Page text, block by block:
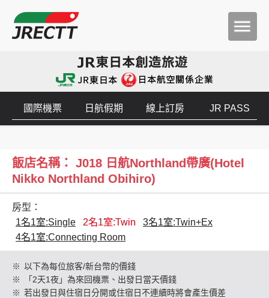
國際機票 日航假期 線上訂房 JR PASS
飯店名稱： J018 日航Northland帶廣(Hotel
Nikko Northland Obihiro)
房型：
1名1室:Single
2名1室:Twin
3名1室:Twin+Ex
4名1室:Connecting Room
※ 以下為每位旅客/新台幣的價錢
※
「2天1夜」為來回機票、出發日當天價錢
※ 若出發日與住宿日分開或住宿日不連續時將會產生價差